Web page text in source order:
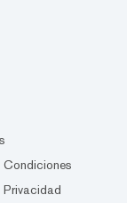
Condiciones